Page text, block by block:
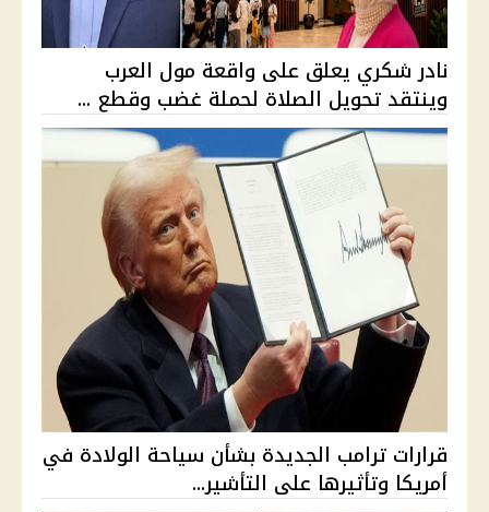
نادر شكري يعلق على واقعة مول العرب
وينتقد تحويل الصلاة لحملة غضب وقطع ...
قرارات ترامب الجديدة بشأن سياحة الولادة في
أمريكا وتأثيرها على التأشير...